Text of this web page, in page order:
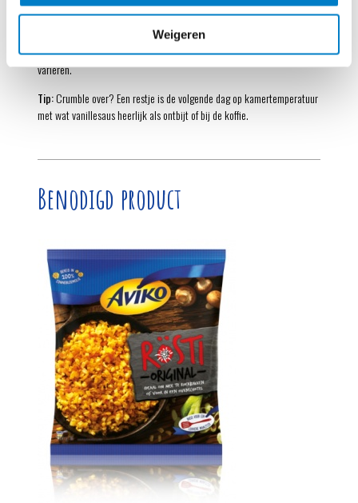
Weigeren
Tip:Een doosje diepvriesfruit is altijd handig om in huis te hebben. Het
fruit wordt perfect rijp ingevroren, als de smaak op z’n best is. Welk fruit
je ook in je diepvrieslade hebt, je kunt er in deze crumble volop mee
variëren.
Tip:Crumble over? Een restje is de volgende dag op kamertemperatuur
met wat vanillesaus heerlijk als ontbijt of bij de koffie.
Benodigd product